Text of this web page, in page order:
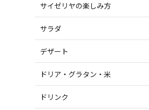
サイゼリヤの楽しみ方
サラダ
デザート
ドリア・グラタン・米
ドリンク